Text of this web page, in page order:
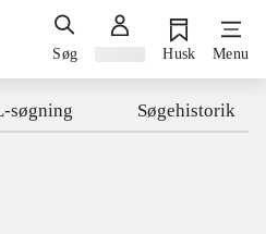
Søg Husk Menu
søgning Søgehistorik